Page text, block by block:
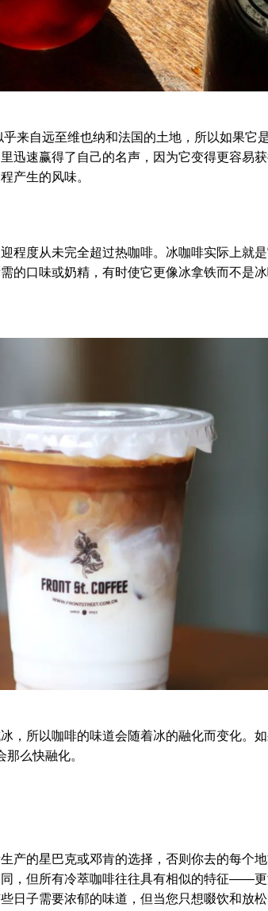
来自远至维也纳和法国的土地，所以如果它
迅速赢得了自己的名声，因为它变得更容易
产生的风味。
程度从未完全超过热咖啡。冰咖啡实际上就
的口味或奶精，有时使它更像冰拿铁而不是
，所以咖啡的味道会随着冰的融化而变化。
么快融化。
产的星巴克或邓肯的选择，否则你去的每个
，但所有冷萃咖啡往往具有相似的特征——
日子需要浓郁的味道，但当您只想啜饮和放